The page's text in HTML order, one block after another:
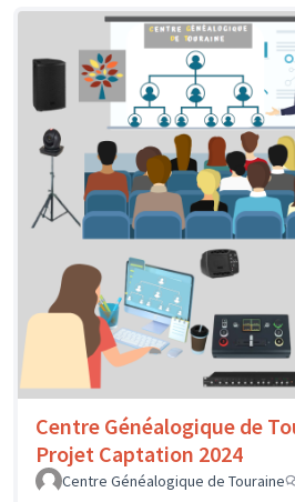
Centre Généalogique de
Projet Captation 2024
Centre Généalogique de Touraine